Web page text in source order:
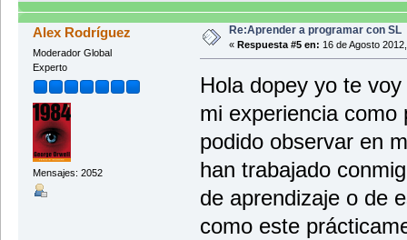
Alex Rodríguez
Moderador Global
Experto
Mensajes: 2052
Re:Aprender a programar con SL
« Respuesta #5 en: 16 de Agosto
Hola dopey yo te
mi experiencia como
podido observar en
han trabajado
de aprendizaje o de
como este